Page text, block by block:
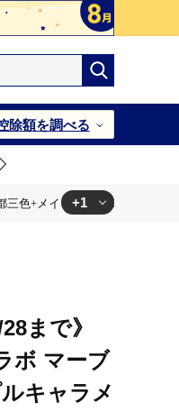
除額を調べる
色+メイプルキャラメル+
+1
まで》
ボ マーブ
キャラメ